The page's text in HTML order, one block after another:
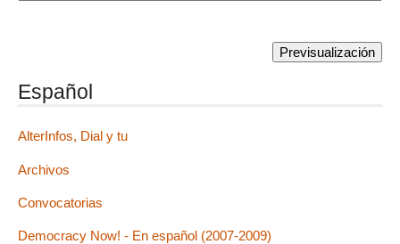
Español
AlterInfos, Dial y tu
Archivos
Convocatorias
Democracy Now! - En español (2007-2009)